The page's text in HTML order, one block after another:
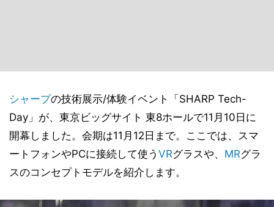
シャープの技術展示/体験イベント「SHARP Tech-
Day」が、東京ビッグサイト 東8ホールで11月10日に
開幕しました。会期は11月12日まで。ここでは、スマ
ートフォンやPCに接続して使う VRグラスや、 MRグラ
スのコンセプトモデルを紹介します。